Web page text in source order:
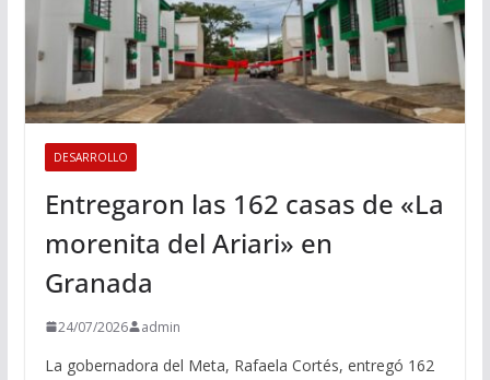
DESARROLLO
Entregaron las 162 casas de «La
morenita del Ariari» en
Granada
24/07/2026 admin
La gobernadora del Meta, Rafaela Cortés, entregó 162